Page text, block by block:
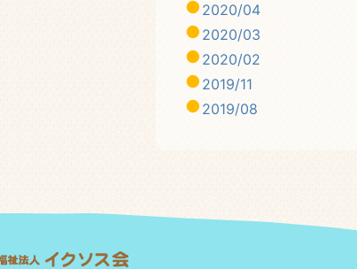
2020/04
2020/03
2020/02
2019/11
2019/08